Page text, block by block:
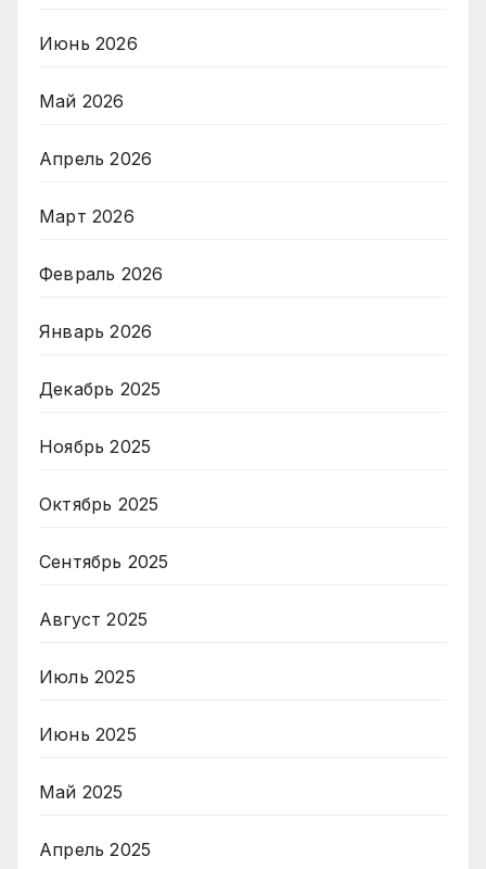
Июнь 2026
Май 2026
Апрель 2026
Март 2026
Февраль 2026
Январь 2026
Декабрь 2025
Ноябрь 2025
Октябрь 2025
Сентябрь 2025
Август 2025
Июль 2025
Июнь 2025
Май 2025
Апрель 2025